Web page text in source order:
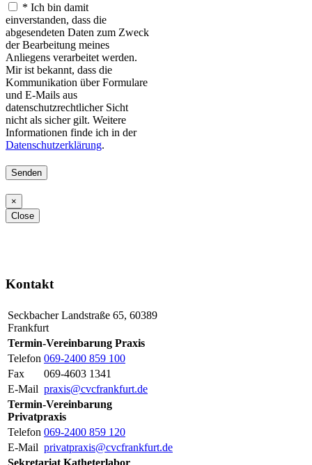
* Ich bin damit
einverstanden, dass die
abgesendeten Daten zum Zweck
der Bearbeitung meines
Anliegens verarbeitet werden.
Mir ist bekannt, dass die
Kommunikation über Formulare
und E-Mails aus
datenschutzrechtlicher Sicht
nicht als sicher gilt. Weitere
Informationen finde ich in der
Datenschutzerklärung.
×
Close
Kontakt
Seckbacher Landstraße 65, 60389
Frankfurt
Termin-Vereinbarung Praxis
Telefon 069-2400 859 100
Fax
069-4603 1341
E-Mail praxis@cvcfrankfurt.de
Termin-Vereinbarung
Privatpraxis
Telefon 069-2400 859 120
E-Mail privatpraxis@cvcfrankfurt.de
Sekretariat Katheterlabor